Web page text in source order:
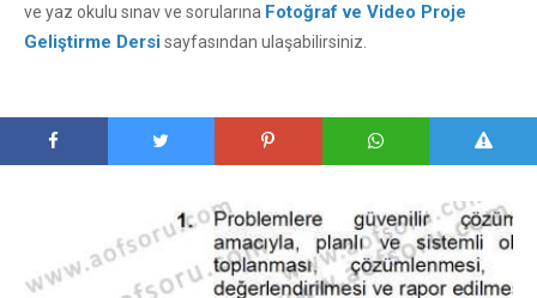
ve yaz okulu sınav ve sorularına Fotoğraf ve Video Proje
Geliştirme Dersisayfasından ulaşabilirsiniz.